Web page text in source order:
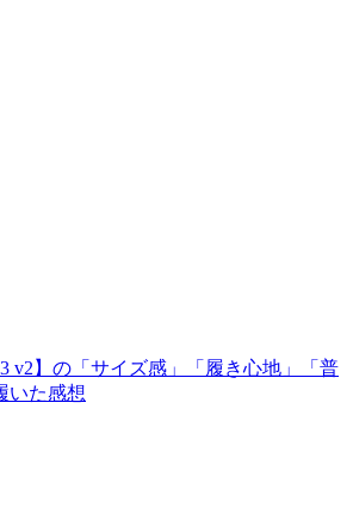
v2】の「サイズ感」「履き心地」「普
いた感想